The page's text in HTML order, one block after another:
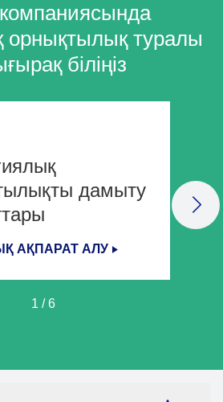
орнықтылық туралы
біліңіз
дамыту
АҚПАРАТ АЛУ
1 /6